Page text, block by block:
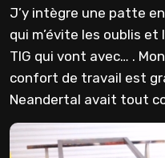
J’y intègre une patte
qui m’évite les oublis et
TIG qui vont avec… .
confort de travail est
Neandertal avait tout